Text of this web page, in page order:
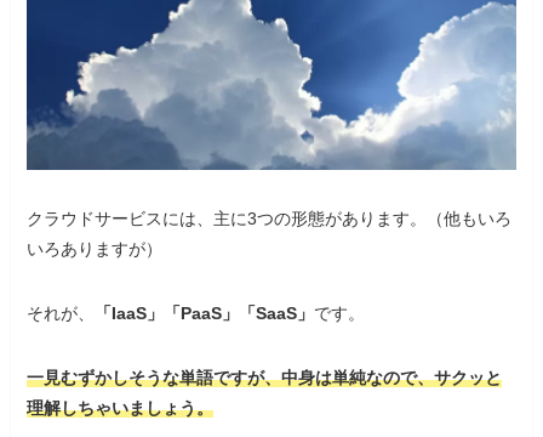
クラウドサービスには、主に3つの形態があります。（他もいろ
いろありますが）
それが、 「IaaS」「PaaS」「SaaS」 です。
一見むずかしそうな単語ですが、中身は単純なので、サクッと
理解しちゃいましょう。